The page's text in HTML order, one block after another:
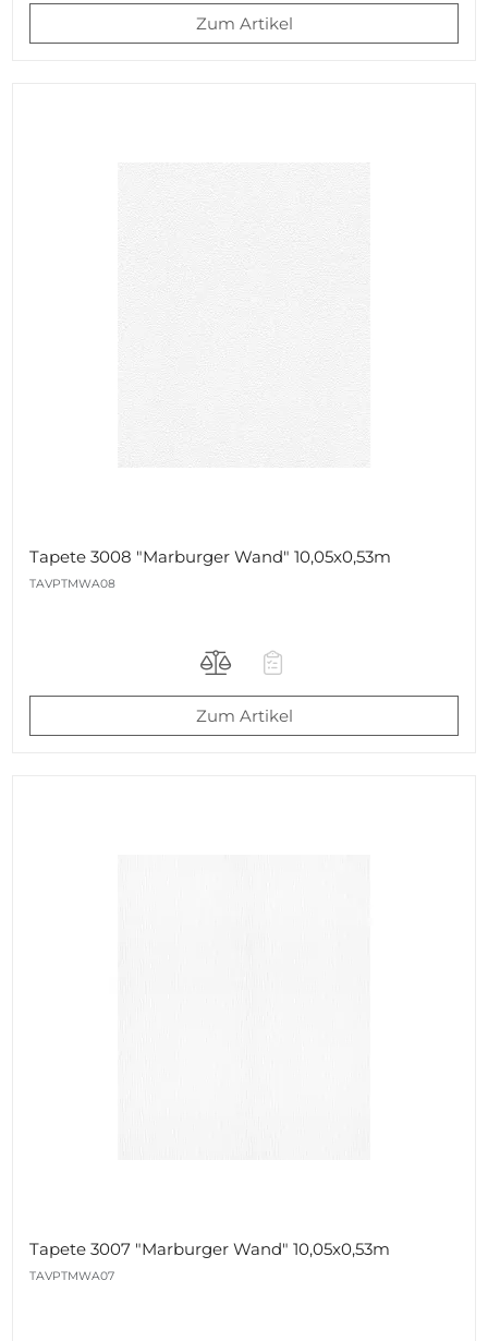
Zum Artikel
Tapete 3008 "Marburger Wand" 10,05x0,53m
TAVPTMWA08
Zum Artikel
Tapete 3007 "Marburger Wand" 10,05x0,53m
TAVPTMWA07